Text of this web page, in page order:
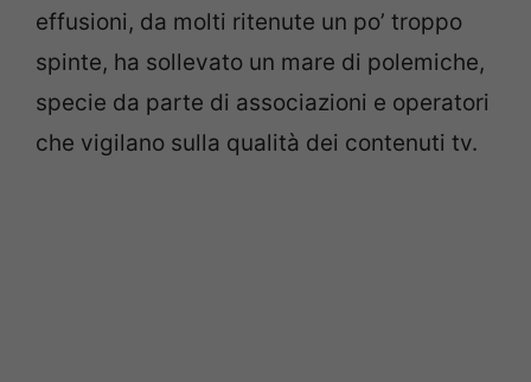
effusioni, da molti ritenute un po’ troppo
spinte, ha sollevato un mare di polemiche,
specie da parte di associazioni e operatori
che vigilano sulla qualità dei contenuti tv.